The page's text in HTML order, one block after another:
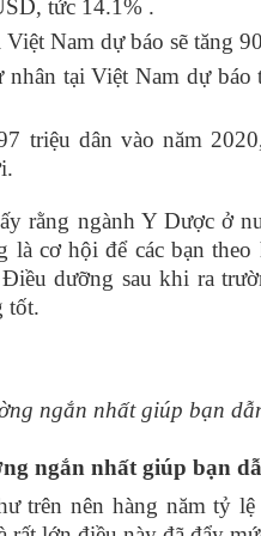
tức 14.1% .
Nam dự báo sẽ tăng
tại Việt Nam dự báo
triệu dân vào năm
rằng ngành Y Dược ở
là cơ hội để các bạn
dưỡng sau khi ra
tốt.
ngắn nhất giúp bạn
ngắn nhất giúp bạn
trên nên hàng năm tỷ